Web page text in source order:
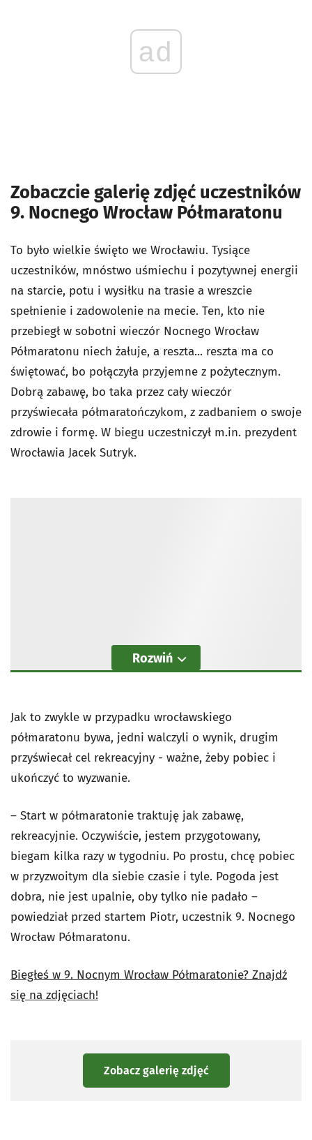
ad
Zobaczcie galerię zdjęć uczestników
9. Nocnego Wrocław Półmaratonu
To było wielkie święto we Wrocławiu. Tysiące
uczestników, mnóstwo uśmiechu i pozytywnej energii
na starcie, potu i wysiłku na trasie a wreszcie
spełnienie i zadowolenie na mecie. Ten, kto nie
przebiegł w sobotni wieczór Nocnego Wrocław
Półmaratonu niech żałuje, a reszta... reszta ma co
świętować, bo połączyła przyjemne z pożytecznym.
Dobrą zabawę, bo taka przez cały wieczór
przyświecała półmaratończykom, z zadbaniem o swoje
zdrowie i formę. W biegu uczestniczył m.in. prezydent
Wrocławia Jacek Sutryk.
Rozwiń
Jak to zwykle w przypadku wrocławskiego
półmaratonu bywa, jedni walczyli o wynik, drugim
przyświecał cel rekreacyjny - ważne, żeby pobiec i
ukończyć to wyzwanie.
– Start w półmaratonie traktuję jak zabawę,
rekreacyjnie. Oczywiście, jestem przygotowany,
biegam kilka razy w tygodniu. Po prostu, chcę pobiec
w przyzwoitym dla siebie czasie i tyle. Pogoda jest
dobra, nie jest upalnie, oby tylko nie padało –
powiedział przed startem Piotr, uczestnik 9. Nocnego
Wrocław Półmaratonu.
Biegłeś w 9. Nocnym Wrocław Półmaratonie? Znajdź
się na zdjęciach!
Zobacz galerię zdjęć